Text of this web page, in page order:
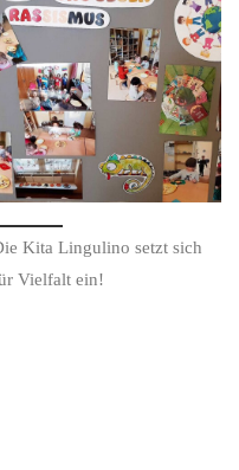
Kita Lingulino setzt sich
Vielfalt ein!